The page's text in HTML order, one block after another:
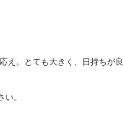
え。とても大きく、日持ちが良
。